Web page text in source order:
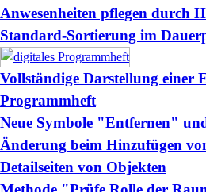
Anwesenheiten pflegen durch
Standard-Sortierung im
Vollständige Darstellung einer
Programmheft
Neue Symbole "Entfernen"
Änderung beim Hinzufügen
Detailseiten von Objekten